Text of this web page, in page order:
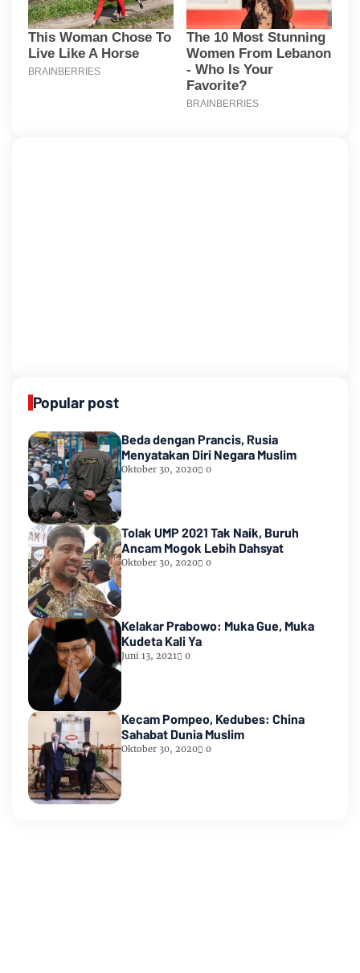
Popular post
Beda dengan Prancis, Rusia
Menyatakan Diri Negara Muslim
Oktober 30, 2020 0
Tolak UMP 2021 Tak Naik, Buruh
Ancam Mogok Lebih Dahsyat
Oktober 30, 2020 0
Kelakar Prabowo: Muka Gue, Muka
Kudeta Kali Ya
Juni 13, 2021 0
Kecam Pompeo, Kedubes: China
Sahabat Dunia Muslim
Oktober 30, 2020 0